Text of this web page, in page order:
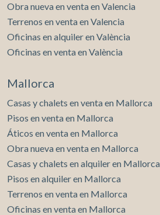
Obra nueva en venta en Valencia
Terrenos en venta en Valencia
Oficinas en alquiler en València
Oficinas en venta en València
Mallorca
Casas y chalets en venta en Mallorca
Pisos en venta en Mallorca
Áticos en venta en Mallorca
Obra nueva en venta en Mallorca
Casas y chalets en alquiler en Mallorca
Pisos en alquiler en Mallorca
Terrenos en venta en Mallorca
Oficinas en venta en Mallorca